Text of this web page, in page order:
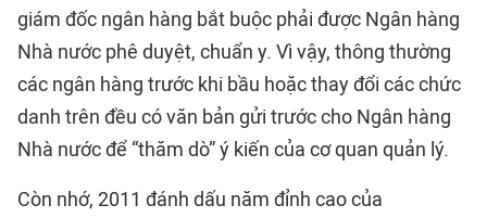
giám đốc ngân hàng bắt buộc phải được Ngân hàng
Nhà nước phê duyệt, chuẩn y. Vì vậy, thông thường
các ngân hàng trước khi bầu hoặc thay đổi các chức
danh trên đều có văn bản gửi trước cho Ngân hàng
Nhà nước để “thăm dò” ý kiến của cơ quan quản lý.
Còn nhớ, 2011 đánh dấu năm đỉnh cao của